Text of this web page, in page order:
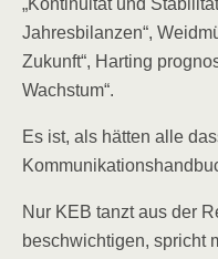
„Kontinuität und
Jahresbilanzen“,
Zukunft“, Harting
Wachstum“.
Es ist, als hätten alle
Nur KEB tanzt aus der
beschwichtigen, spricht